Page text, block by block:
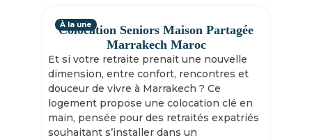
Colocation Seniors Maison Partagée
Marrakech Maroc
Et si votre retraite prenait une nouvelle
dimension, entre confort, rencontres et
douceur de vivre à Marrakech ? Ce
logement propose une colocation clé en
main, pensée pour des retraités expatriés
souhaitant s’installer dans un
À la une